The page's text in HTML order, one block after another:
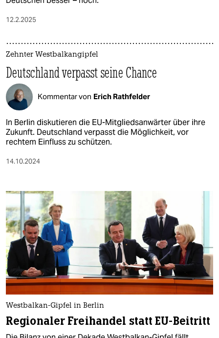
12.2.2025
Zehnter Westbalkangipfel
Deutschland verpasst seine Chance
Kommentar von Erich Rathfelder
In Berlin diskutieren die EU-Mitgliedsanwärter über ihre
Zukunft. Deutschland verpasst die Möglichkeit, vor
rechtem Einfluss zu schützen.
14.10.2024
Westbalkan-Gipfel in Berlin
Regionaler Freihandel statt EU-Beitritt